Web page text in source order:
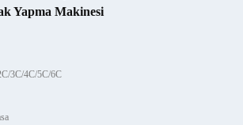
Yapma Makinesi
3C/4C/5C/6C